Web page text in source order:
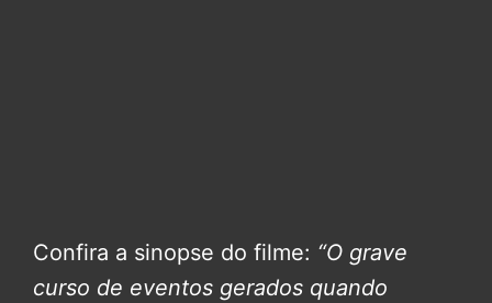
Confira a sinopse do filme: “O grave
curso de eventos gerados quando